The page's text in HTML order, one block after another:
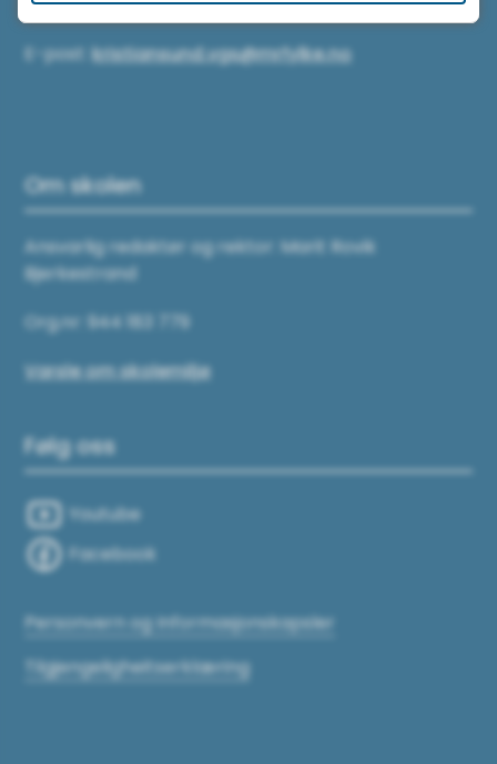
E-post:kristiansund.vgs@mrfylke.no
Om skolen
Ansvarlig redaktør og rektor: Marit Rovik
Bjerkestrand
Org.nr: 944 183 779
Varsle om skolemiljø
Følg oss
Youtube
Facebook
Personvern og Informasjonskapsler
Tilgjengeligheitserklæring